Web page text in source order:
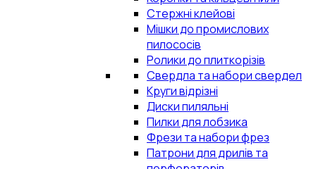
Стержні клейові
Мішки до промислових
пилососів
Ролики до плиткорізів
Свердла та набори свердел
Круги відрізні
Диски пиляльні
Пилки для лобзика
Фрези та набори фрез
Патрони для дрилів та